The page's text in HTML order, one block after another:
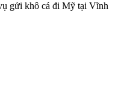
gửi khô cá đi Mỹ tại Vĩnh